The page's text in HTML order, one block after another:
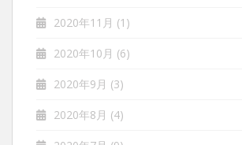
2020年11月 (1)
2020年10月 (6)
2020年9月 (3)
2020年8月 (4)